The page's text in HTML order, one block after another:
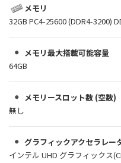
メモリ
32GB PC4-25600 (DDR4-3200)
メモリ最大搭載可能容量
64GB
メモリースロット数 (空数)
無し
グラフィックアクセラレー
インテル UHD グラフィックス